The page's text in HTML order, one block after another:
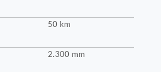
50 km
2.300 mm